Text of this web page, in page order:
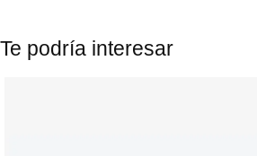
Te podría interesar